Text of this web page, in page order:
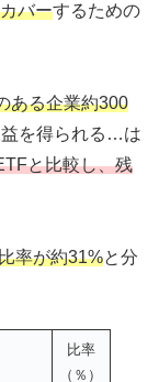
バーするための
ある企業約300
益を得られる…は
と比較し、残
率が約31%と分
比率
（％）